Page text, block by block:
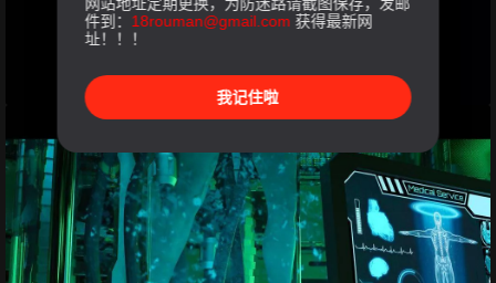
件到： 18rouman@gmail.com 获得最新网
址！！！
我记住啦